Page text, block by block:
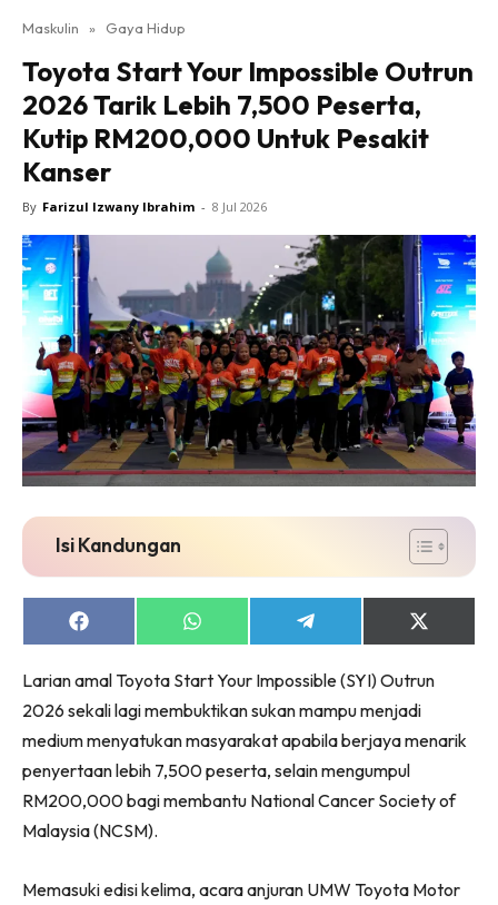
Maskulin » Gaya Hidup
Toyota Start Your Impossible Outrun
2026 Tarik Lebih 7,500 Peserta,
Kutip RM200,000 Untuk Pesakit
Kanser
By Farizul Izwany Ibrahim - 8 Jul 2026
Isi Kandungan
Share
on
Share
on
Share
on
Share
on
(Twitter)
Larian amal Toyota Start Your Impossible (SYI) Outrun
2026 sekali lagi membuktikan sukan mampu menjadi
medium menyatukan masyarakat apabila berjaya menarik
penyertaan lebih 7,500 peserta, selain mengumpul
RM200,000 bagi membantu National Cancer Society of
Malaysia (NCSM).
Memasuki edisi kelima, acara anjuran UMW Toyota Motor